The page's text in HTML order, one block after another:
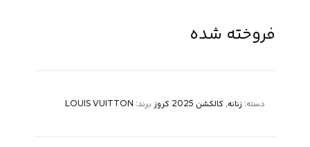
فروخته شده
دسته: زنانه, کالکشن 2025 کروز برند: LOUIS VUITTON